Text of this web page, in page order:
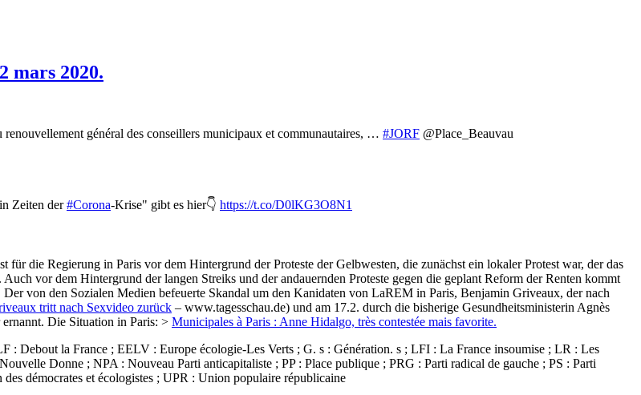
mars 2020.
général des conseillers municipaux et communautaires, … #JORF @Place_Beauvau
in Zeiten der#Corona-Krise" gibt es hier👇 https://t.co/D0lKG3O8N1
die Regierung in Paris vor dem Hintergrund der Proteste der Gelbwesten, die zunächst ein lokaler Protest war, der das
Auch vor dem Hintergrund der langen Streiks und der andauernden Proteste gegen die geplant Reform der Renten kommt
Der von den Sozialen Medien befeuerte Skandal um den Kanidaten von LaREM in Paris, Benjamin Griveaux, der nach
tritt nach Sexvideo zurück – www.tagesschau.de) und am 17.2. durch die bisherige Gesundheitsministerin Agnès
Die Situation in Paris: > Municipales à Paris : Anne Hidalgo, très contestée mais favorite.
: Debout la France ; EELV : Europe écologie-Les Verts ; G. s : Génération. s ; LFI : La France insoumise ; LR : Les
Donne ; NPA : Nouveau Parti anticapitaliste ; PP : Place publique ; PRG : Parti radical de gauche ; PS : Parti
démocrates et écologistes ; UPR : Union populaire républicaine